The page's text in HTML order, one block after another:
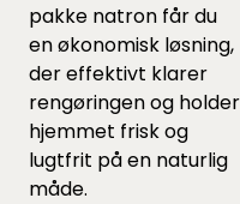
pakke natron får du
en økonomisk løsning,
der effektivt klarer
rengøringen og holder
hjemmet frisk og
lugtfrit på en naturlig
måde.